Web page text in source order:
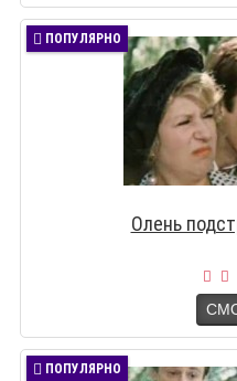
ПОПУЛЯРНО
Олень
ПОПУЛЯРНО